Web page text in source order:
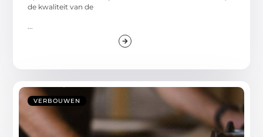
de kwaliteit van de
VERBOUWEN